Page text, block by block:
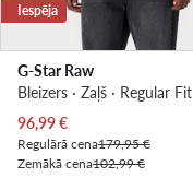
Iespēja
G-Star Raw
Bleizers · Zaļš · Regular Fit
Pašreizējā cena
96,99€
Regulārā cena179,95 €
Zemākā cena102,99 €